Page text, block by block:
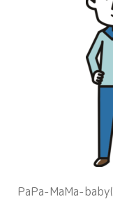
PaPa-MaMa-baby